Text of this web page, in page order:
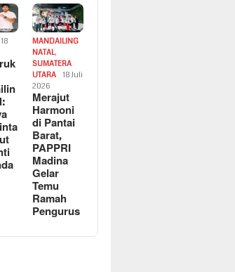
18
MANDAILING
NATAL,
SUMATERA
UTARA
18 Juli
2026
Merajut
Harmoni
di Pantai
Barat,
PAPPRI
Madina
Gelar
Temu
Ramah
Pengurus